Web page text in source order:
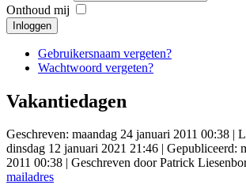
Onthoud mij
Inloggen
Gebruikersnaam vergeten?
Wachtwoord vergeten?
Vakantiedagen
Geschreven: maandag 24 januari 2011 00:38 |
dinsdag 12 januari 2021 21:46 | Gepubliceerd:
2011 00:38 | Geschreven door Patrick
mailadres